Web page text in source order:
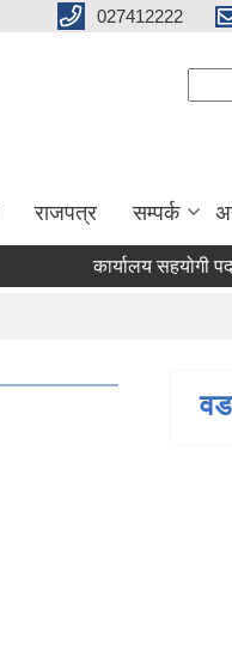
027412222
राजपत्र सम्पर्क
कार्यालय सहयोगी पदमा